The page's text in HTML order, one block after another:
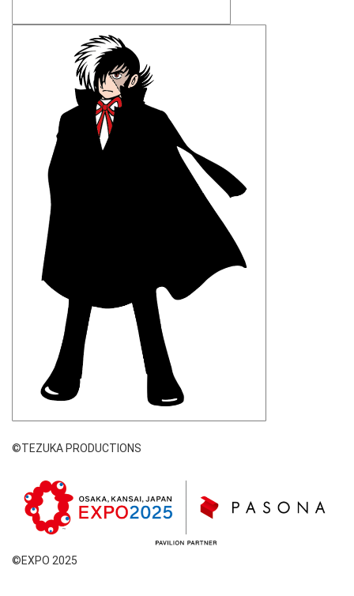
©TEZUKA PRODUCTIONS
©EXPO 2025